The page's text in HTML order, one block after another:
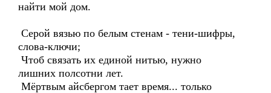
найти мой дом.
Серой вязью по белым стенам - тени-шифры,
слова-ключи;
Чтоб связать их единой нитью, нужно
лишних полсотни лет.
Мёртвым айсбергом тает время... только